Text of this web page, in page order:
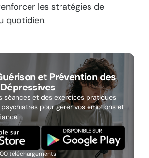
les stratégies de
quotidien.
et Prévention des
séances et des exercices pratiques
pour gérer vos émotions et
téléchargements